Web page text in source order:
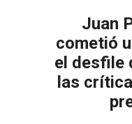
Juan
cometió
el desfile
las